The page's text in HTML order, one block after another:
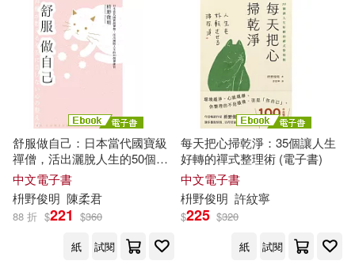
舒服做自己：日本當代國寶級
禪僧，活出灑脫人生的50個禪
練習 (電子書)
中文電子書
枡野俊明 陳柔君
88 折 $221 $360
紙
試閱
每天把心掃乾淨：35個讓人生
好轉的禪式整理術 (電子書)
中文電子書
枡野俊明 許紋寧
$225 $320
紙
試閱